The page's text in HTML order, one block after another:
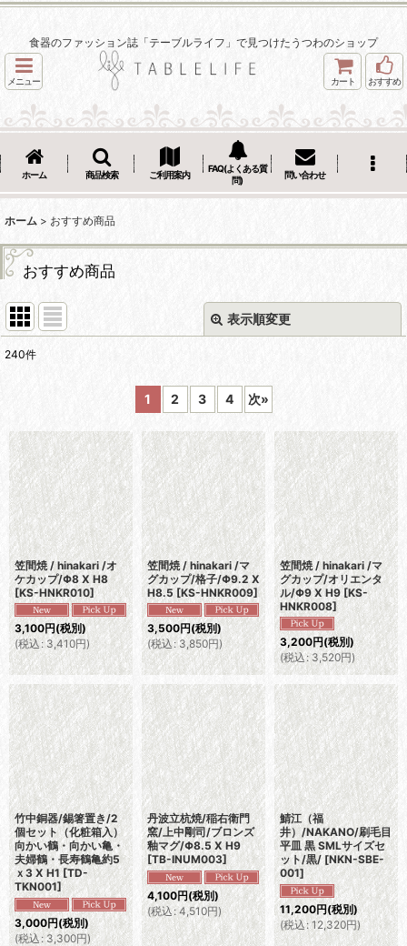
食器のファッション誌「テーブルライフ」で見つけたうつわのショップ
メニュー カート おすすめ
ホーム 商品検索 ご利用案内
FAQ(よくある質
問)
問い合わせ
ホーム > おすすめ商品
おすすめ商品
表示順変更
絞り込む
240件
1 2 3 4 次»
笠間焼 / hinakari /オ
ケカップ/Φ8 X H8
[KS-HNKR010]
3,100円(税別)
(税込: 3,410円)
笠間焼 / hinakari /マ
グカップ/格子/Φ9.2 X
H8.5 [KS-HNKR009]
3,500円(税別)
(税込: 3,850円)
笠間焼 / hinakari /マ
グカップ/オリエンタ
ル/Φ9 X H9 [KS-
HNKR008]
3,200円(税別)
(税込: 3,520円)
竹中銅器/錫箸置き/2
個セット（化粧箱入）
向かい鶴・向かい亀・
夫婦鶴・長寿鶴亀約5
ｘ3 X H1 [TD-
TKN001]
3,000円(税別)
(税込 : 3,300円)
丹波立杭焼/稲右衛門
窯/上中剛司/ブロンズ
釉マグ/Φ8.5 X H9
[TB-INUM003]
4,100円(税別)
(税込: 4,510円)
鯖江（福
井）/NAKANO/刷毛目
平皿 黒 SMLサイズセ
ット/黒/ [NKN-SBE-
001]
11,200円(税別)
(税込: 12,320円)